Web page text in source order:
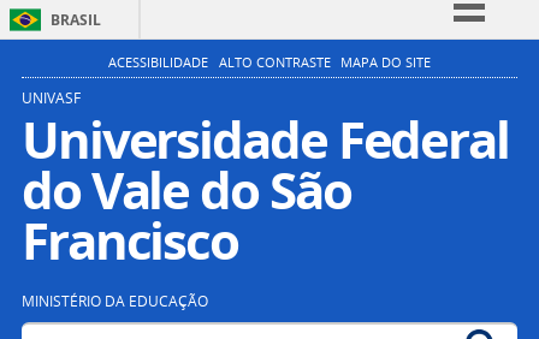
BRASIL
Simplifique!
Participe
Acesso à informação
Legislação
ACESSIBILIDADE ALTO CONTRASTE MAPA DO SITE
UNIVASF
Universidade Federal
do Vale do São
Francisco
MINISTÉRIO DA EDUCAÇÃO
Buscar no portal